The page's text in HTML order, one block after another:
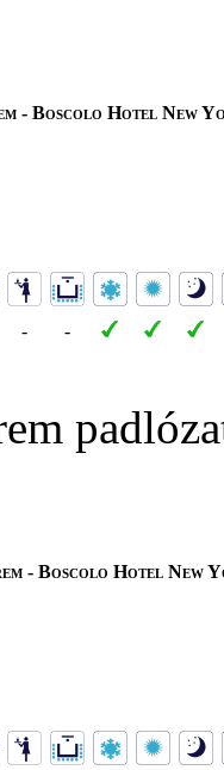
- Boscolo Hotel New
- -
- Boscolo Hotel New